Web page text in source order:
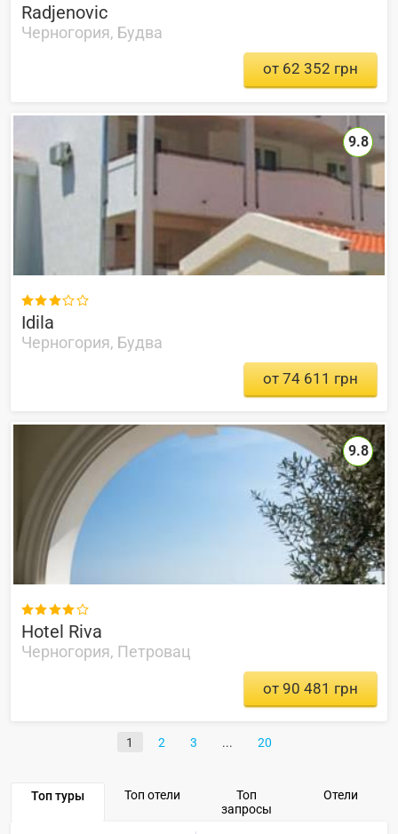
Radjenovic
Черногория, Будва
от 62 352 грн

Idila
Черногория, Будва
9.8
от 74 611 грн

Hotel Riva
Черногория, Петровац
9.8
от 90 481 грн
1 2 3 20
Топ туры Топ отели
Топ
запросы
Отели